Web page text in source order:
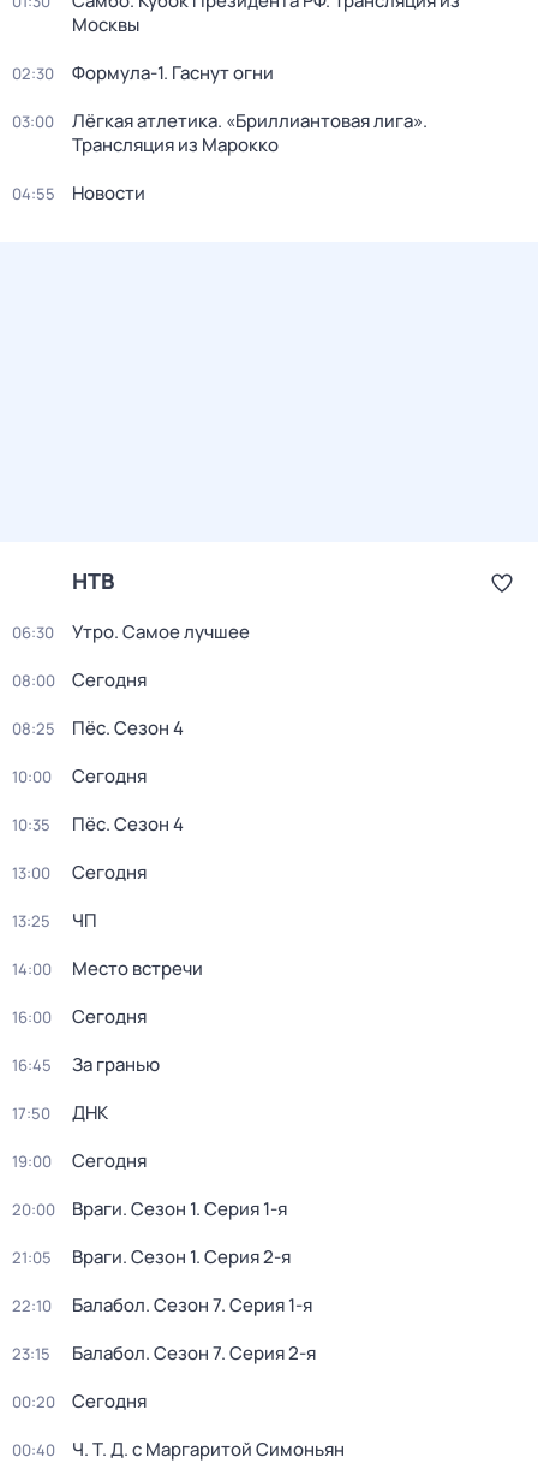
Москвы
02:30 Формула-1. Гаснут огни
03:00
Лёгкая атлетика. «Бриллиантовая лига».
Трансляция из Марокко
04:55 Новости
НТВ
06:30 Утро. Самое лучшее
08:00 Сегодня
08:25 Пёс. Сезон 4
10:00 Сегодня
10:35 Пёс. Сезон 4
13:00 Сегодня
13:25 ЧП
14:00 Место встречи
16:00 Сегодня
16:45 За гранью
17:50 ДНК
19:00 Сегодня
20:00 Враги. Сезон 1. Серия 1-я
21:05 Враги. Сезон 1. Серия 2-я
22:10 Балабол. Сезон 7. Серия 1-я
23:15 Балабол. Сезон 7. Серия 2-я
00:20 Сегодня
00:40 Ч. T. Д. с Маргаритой Симоньян